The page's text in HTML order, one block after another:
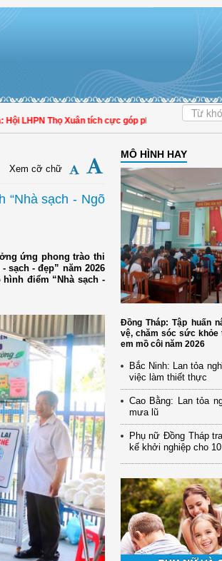
LHPN Thọ Xuân tích cực góp phần nâng cao tỷ lệ
Xem cỡ chữ
“Nhà sạch - Ngõ
ứng phong trào thi
sạch - đẹp” năm 2026
điểm “Nhà sạch -
MÔ HÌNH HAY
Đồng Tháp: Tập huấn
vệ, chăm sóc sức
em mồ côi năm 2026
Bắc Ninh: Lan tỏa
việc làm thiết thực
Cao Bằng: Lan tỏa
mưa lũ
Phụ nữ Đồng Tháp
kế khởi nghiệp cho